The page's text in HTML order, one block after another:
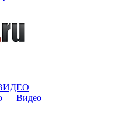
— Видео